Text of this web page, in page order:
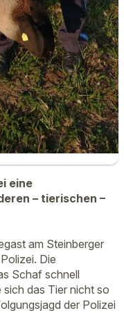
eine
– tierischen –
am Steinberger
Die
Schaf schnell
das Tier nicht so
der Polizei